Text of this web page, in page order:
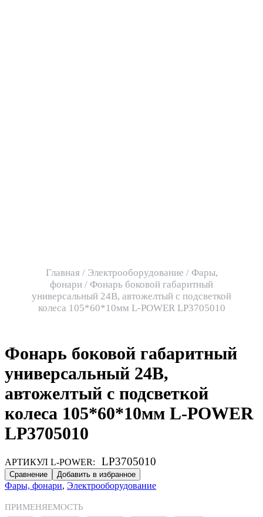
Главная / Электрооборудование / Фары,
фонари / Фонарь боковой габаритный
универсальный 24В, автожелтый с подсветкой
колеса 105*60*10мм L-POWER LP3705010
Фонарь боковой габаритный
универсальный 24В,
автожелтый с подсветкой
колеса 105*60*10мм L-POWER
LP3705010
АРТИКУЛ L-POWER: LP3705010
Сравнение Добавить в избранное
Фары, фонари, Электрооборудование
ПРИМЕНЯЕМОСТЬ